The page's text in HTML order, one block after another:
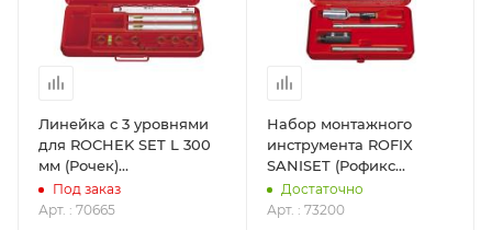
Линейка с 3 уровнями
для ROCHEK SET L 300
мм (Рочек)
ROTHENBERGER 70665
Под заказ
Арт. : 70665
Набор монтажного
инструмента ROFIX
SANISET (Рофикс
Санисет)
ROTHENBERGER 73200
Достаточно
Арт. : 73200